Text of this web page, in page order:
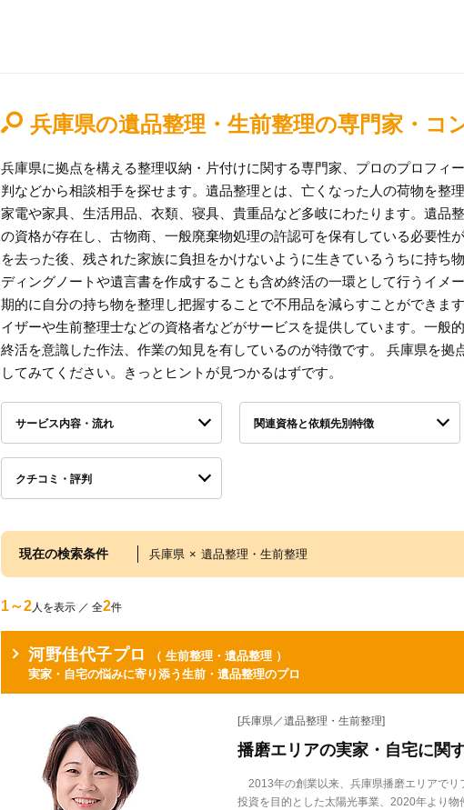
兵庫県の遺品整理・生前整理の専門家・コ
兵庫県に拠点を構える整理収納・片付けに関する専門家、プロのプロフィ
判などから相談相手を探せます。遺品整理とは、亡くなった人の荷物を整
家電や家具、生活用品、衣類、寝具、貴重品など多岐にわたります。遺品
の資格が存在し、古物商、一般廃棄物処理の許認可を保有している必要性
を去った後、残された家族に負担をかけないように生きているうちに持ち
ディングノートや遺言書を作成することも含め終活の一環として行うイメ
期的に自分の持ち物を整理し把握することで不用品を減らすことができま
イザーや生前整理士などの資格者などがサービスを提供しています。一般
終活を意識した作法、作業の知見を有しているのが特徴です。 兵庫県を拠
してみてください。きっとヒントが見つかるはずです。
サービス内容・流れ 関連資格と依頼先別特徴
クチコミ・評判
現在の検索条件 兵庫県 × 遺品整理・生前整理
1～2人を表示 ／ 全2件
河野佳代子プロ
（ 生前整理・遺品整理 ）
実家・自宅の悩みに寄り添う生前・遺品整理のプロ
[兵庫県／遺品整理・生前整理]
播磨エリアの実家・自宅に関
2013年の創業以来、兵庫県播磨エリアでリ
投資を目的とした太陽光事業、2020年より